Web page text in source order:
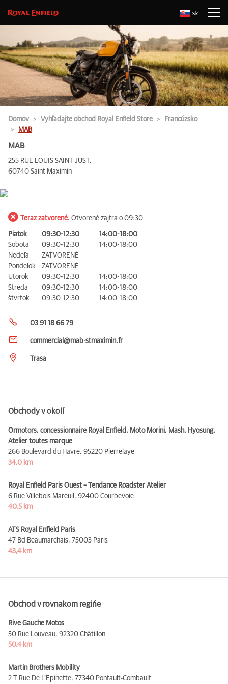
Sk
Domov Vyhľadajte obchod Royal Enfield Store
Francúzsko
MAB
MAB
255 RUE LOUIS SAINT JUST,
60740 Saint Maximin
Teraz zatvorené. Otvorené zajtra o 09:30
Piatok 09:30-12:30
14:00-18:00
Sobota
09:30-12:30
14:00-18:00
Nedeľa
ZATVORENÉ
Pondelok
ZATVORENÉ
Utorok
09:30-12:30
14:00-18:00
Streda
09:30-12:30
14:00-18:00
štvrtok
09:30-12:30 14:00-18:00
03 91 18 66 79
commercial@mab-stmaximin.fr
Trasa
Obchody v okolí
Ormotors, concessionnaire Royal Enfield, Moto Morini, Mash, Hyosung,
Atelier toutes marque
266 Boulevard du Havre, 95220 Pierrelaye
34,0 km
Royal Enfield Paris Ouest – Tendance Roadster Atelier
6 Rue Villebois Mareuil, 92400 Courbevoie
40,5 km
ATS Royal Enfield Paris
47 Bd Beaumarchais, 75003 Paris
43,4 km
Obchod v rovnakom regińe
Rive Gauche Motos
50 Rue Louveau, 92320 Châtillon
50,4 km
Martin Brothers Mobility
2 T Rue De L’Epinette, 77340 Pontault-Combault